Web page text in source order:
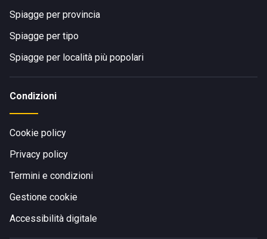
Spiagge per provincia
Spiagge per tipo
Spiagge per località più popolari
Condizioni
Cookie policy
Privacy policy
Termini e condizioni
Gestione cookie
Accessibilità digitale